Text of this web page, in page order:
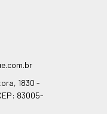
1830 -
83005-